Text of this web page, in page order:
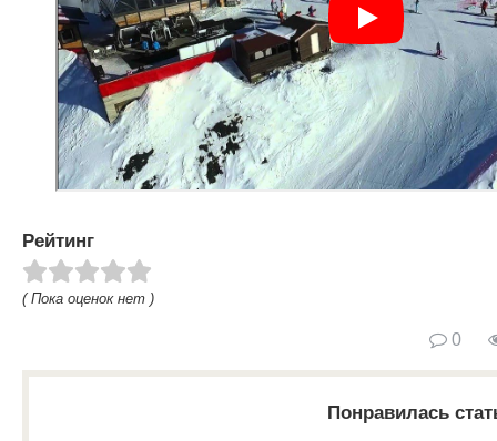
Рейтинг
( Пока оценок нет )
0
Понравилась